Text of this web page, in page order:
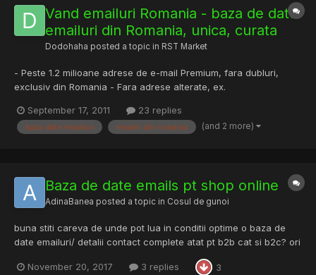
Vand emailuri Romania - baza de date
emailuri din Romania, unica, curata
Dodohaha posted a topic in RST Market
- Peste 1.2 milioane adrese de e-mail Premium, fara dubluri,
exclusiv din Romania - Fara adrese alterate, ex.
adrese fake, generate, ex. ion111@yahoo.com ,
ion222@yahoo.com , ion333@yahoo.com - Fara adrese
September 17, 2011 23 replies
baza date emailuri emailri din romania (and 2 more)
Baza de date emails pt shop online
AdinaBanea posted a topic in Cosul de gunoi
buna stiti careva de unde pot lua in conditii optime o baza de
date emailuri/ detalii contact complete atat pt b2b cat si b2c? ori
cu totii ca e e imposibil sa il descurci fara ceva de genu ca siu
November 20, 2017 3 replies 3